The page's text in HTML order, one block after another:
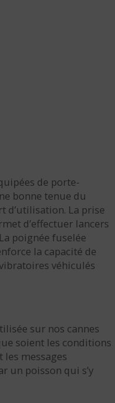
de porte-
bonne tenue du
d’utilisation. La prise
d’effectuer lancers
poignée fuselée
la capacité de
véhiculés
sur nos cannes
soient les conditions
messages
un poisson qui s’y